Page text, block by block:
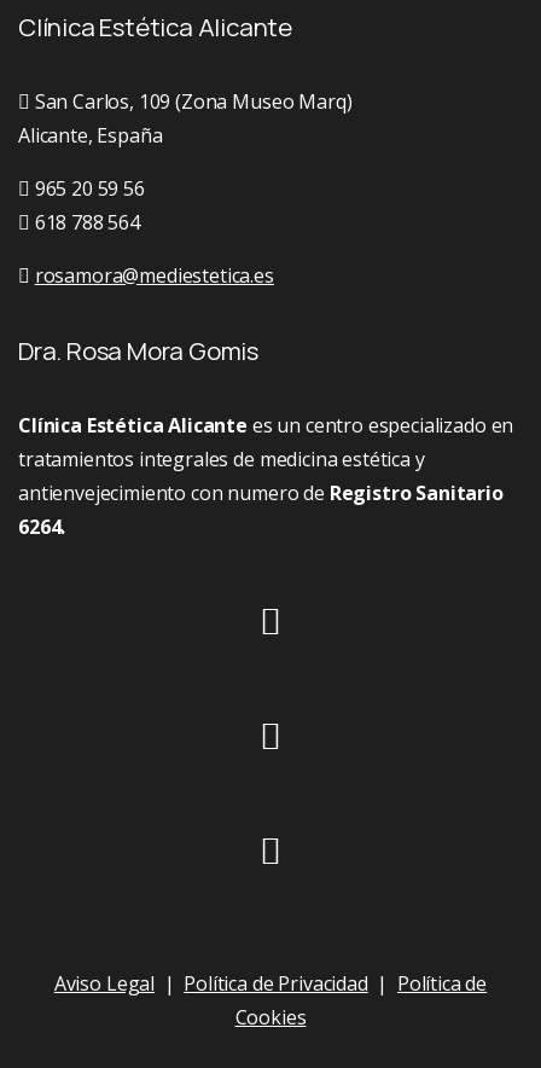
Clínica Estética Alicante
San Carlos, 109 (Zona Museo Marq)
Alicante, España
965 20 59 56
618 788 564
rosamora@mediestetica.es
Dra. Rosa Mora Gomis
Clínica Estética Alicante es un centro especializado en
tratamientos integrales de medicina estética y
antienvejecimiento con numero de Registro Sanitario
6264.
Aviso Legal | Política de Privacidad | Política de
Cookies